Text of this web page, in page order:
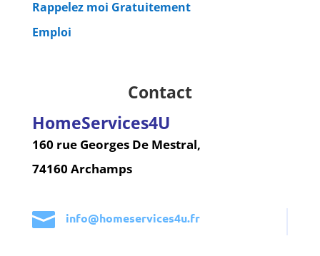
Rappelez moi Gratuitement
Emploi
Contact
HomeServices4U
160 rue Georges De Mestral,
74160 Archamps
 info@homeservices4u.fr